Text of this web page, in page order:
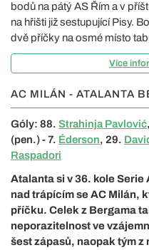
bodů na pátý AS Řím a v
na hřišti již sestupující Pisy.
dvě příčky na osmé místo
Více
AC MILÁN - ATALANTA
Góly: 88. Strahinja Pavlović
(pen.) - 7. Éderson, 29.
Raspadori
Atalanta si v 36. kole
nad trápícím se AC Milán,
příčku. Celek z Bergama
neporazitelnost ve
šest zápasů, naopak tým z